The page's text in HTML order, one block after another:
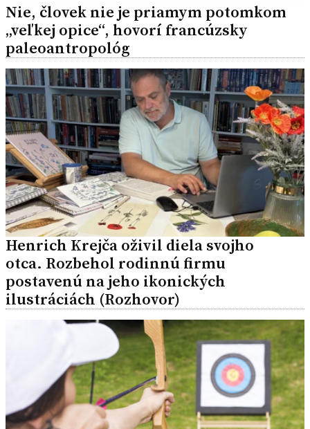
Nie, človek nie je priamym potomkom
„veľkej opice“, hovorí francúzsky
paleoantropológ
Henrich Krejča oživil diela svojho
otca. Rozbehol rodinnú firmu
postavenú na jeho ikonických
ilustráciách (Rozhovor)